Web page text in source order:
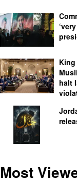
halt
Most